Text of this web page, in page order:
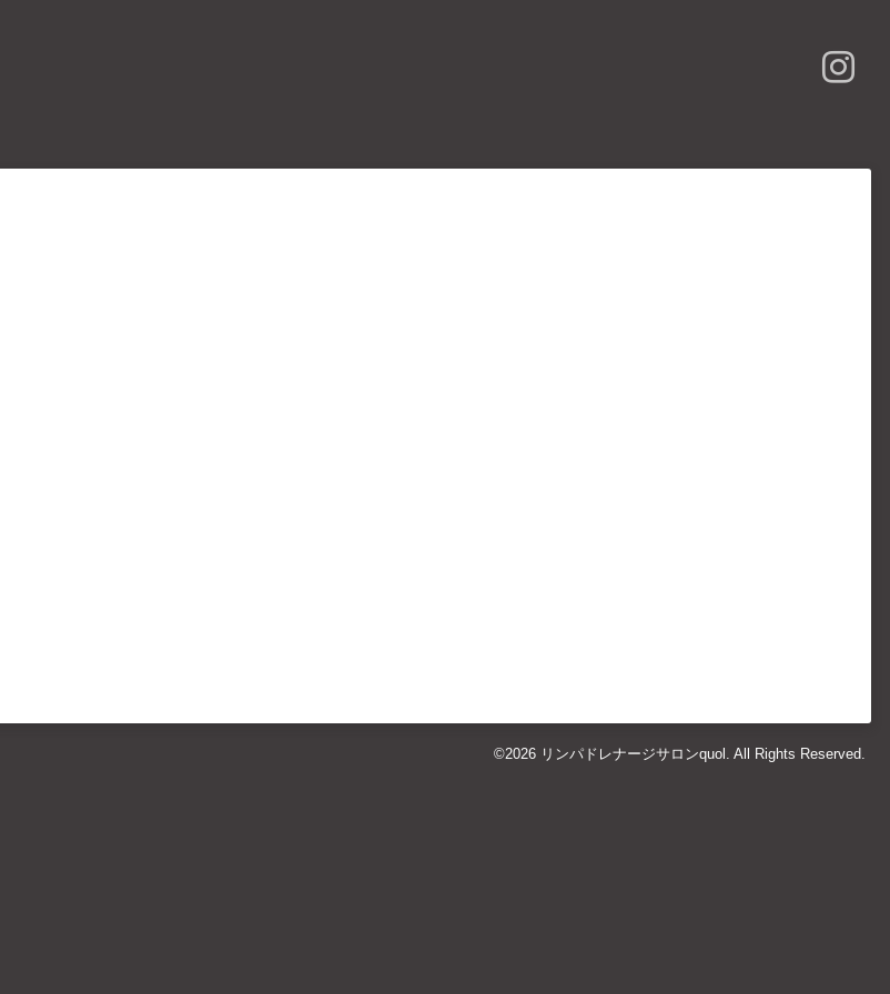
©2026 リンパドレナージサロンquol . All Rights Reserved.